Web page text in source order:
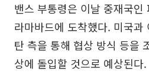
밴스 부통령은 이날 중재국인
라마바드에 도착했다. 미국과
탄 측을 통해 협상 방식 등을
상에 돌입할 것으로 예상된다.